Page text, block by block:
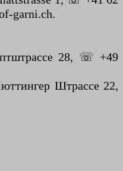
garni.ch.
28, ☏ +49
Штрассе 22,